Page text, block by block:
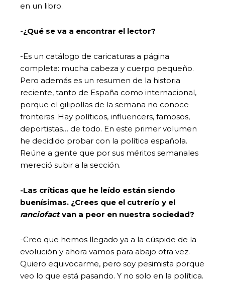
en un libro.
-¿Qué se va a encontrar el lector?
-Es un catálogo de caricaturas a página
completa: mucha cabeza y cuerpo pequeño.
Pero además es un resumen de la historia
reciente, tanto de España como internacional,
porque el gilipollas de la semana no conoce
fronteras. Hay políticos, influencers, famosos,
deportistas… de todo. En este primer volumen
he decidido probar con la política española.
Reúne a gente que por sus méritos semanales
mereció subir a la sección.
-Las críticas que he leído están siendo
buenísimas. ¿Crees que el cutrerío y el
ranciofactvan a peor en nuestra sociedad?
-Creo que hemos llegado ya a la cúspide de la
evolución y ahora vamos para abajo otra vez.
Quiero equivocarme, pero soy pesimista porque
veo lo que está pasando. Y no solo en la política.